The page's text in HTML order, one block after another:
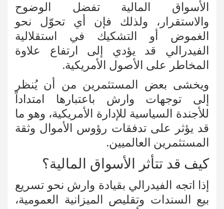
الأسواق المالية تفضل الوضوح
والاستقرار، ولذلك فإن أي تحوّل نحو
الغموض أو التشكيك في استقلالية
الفيدرالي قد يؤدي إلى ارتفاع علاوة
المخاطر على الأصول الأمريكية.
ويخشى بعض المستثمرين من أن يُنظر
إلى توجهات وارش باعتبارها امتداداً
للأجندة السياسية للإدارة الأمريكية، وهو ما
قد يؤثر على تدفقات رؤوس الأموال وثقة
المستثمرين العالميين.
كيف قد تتأثر الأسواق المالية؟
إذا اتجه الفيدرالي بقيادة وارش نحو تسريع
بيع السندات وتقليص الميزانية العمومية،